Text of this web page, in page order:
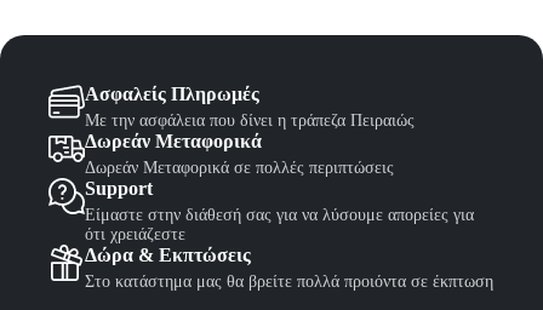
Ασφαλείς Πληρωμές
Με την ασφάλεια που δίνει η τράπεζα Πειραιώς
Δωρεάν Μεταφορικά
Δωρεάν Μεταφορικά σε πολλές περιπτώσεις
Support
Είμαστε στην διάθεσή σας για να λύσουμε απορείες για
ότι χρειάζεστε
Δώρα & Εκπτώσεις
Στο κατάστημα μας θα βρείτε πολλά προιόντα σε έκπτωση